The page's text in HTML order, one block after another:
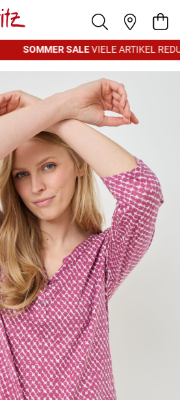
SOMMER SALEVIELE ARTIKEL